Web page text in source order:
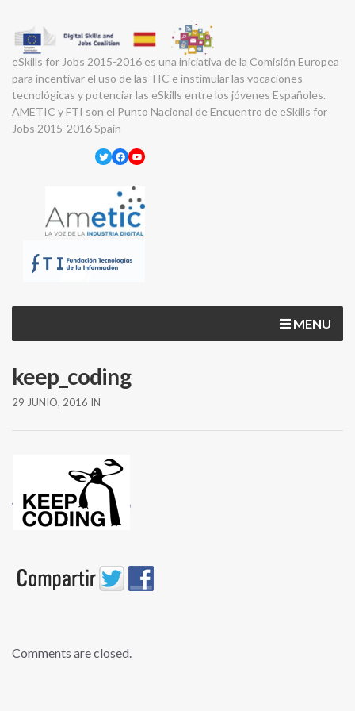
eSkills for Jobs 2015-2016 es una iniciativa de la Comisión Europea
para incentivar el uso de las TIC e instimular las vocaciones
tecnológicas y potenciar las eSkills entre los jóvenes Españoles.
AMETIC y FTI son el Punto Nacional de Encuentro de eSkills for
Jobs 2015-2016 Spain
Twitter
Facebook
YouTube
MENU
keep_coding
29 JUNIO, 2016 IN
Comments are closed.